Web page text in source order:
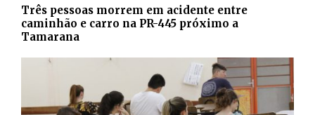
Três pessoas morrem em acidente entre
caminhão e carro na PR-445 próximo a
Tamarana